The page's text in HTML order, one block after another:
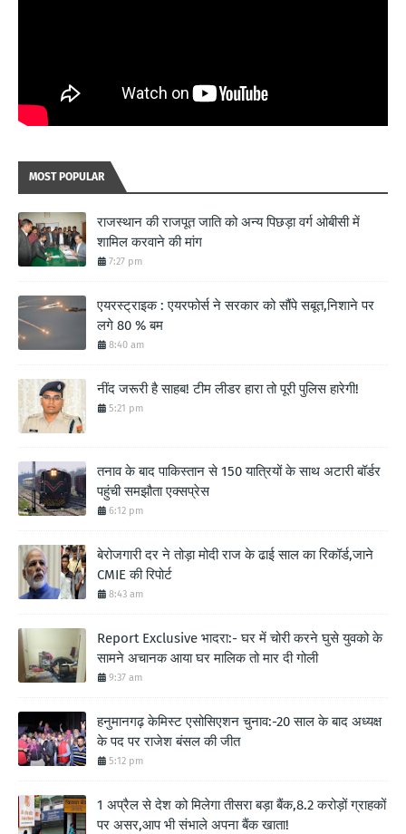
MOST POPULAR
राजस्थान की राजपूत जाति को अन्य पिछड़ा वर्ग ओबीसी में
शामिल करवाने की मांग
7:27 pm
एयरस्ट्राइक : एयरफोर्स ने सरकार को सौंपे सबूत,निशाने पर
लगे 80 % बम
8:40 am
नींद जरूरी है साहब! टीम लीडर हारा तो पूरी पुलिस हारेगी!
5:21 pm
तनाव के बाद पाकिस्तान से 150 यात्रियों के साथ अटारी बॉर्डर
पहुंची समझौता एक्सप्रेस
6:12 pm
बेरोजगारी दर ने तोड़ा मोदी राज के ढाई साल का रिकॉर्ड,जाने
CMIE की रिपोर्ट
8:43 am
Report Exclusive भादरा:- घर में चोरी करने घुसे युवको के
सामने अचानक आया घर मालिक तो मार दी गोली
9:37 am
हनुमानगढ़ केमिस्ट एसोसिएशन चुनाव:-20 साल के बाद अध्यक्ष
के पद पर राजेश बंसल की जीत
5:12 pm
1 अप्रैल से देश को मिलेगा तीसरा बड़ा बैंक,8.2 करोड़ों ग्राहकों
पर असर,आप भी संभाले अपना बैंक खाता!